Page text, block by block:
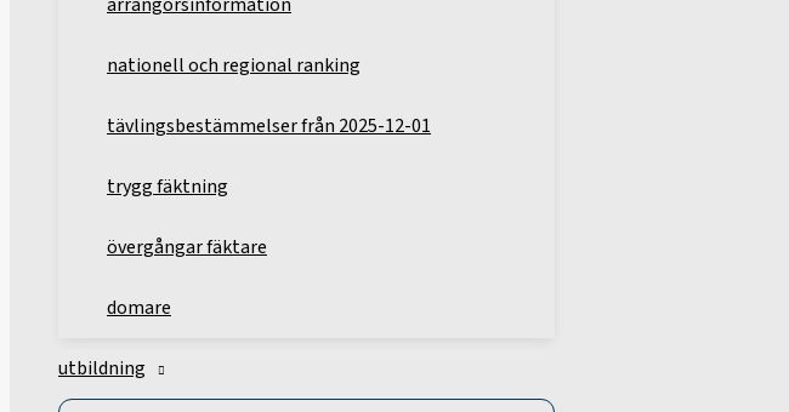
nationell och regional ranking
tävlingsbestämmelser från 2025-12-01
trygg fäktning
övergångar fäktare
domare
utbildning